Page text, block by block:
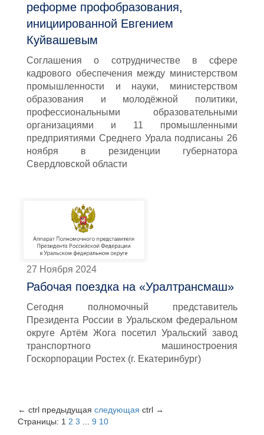
реформе профобразования,
инициированной Евгением
Куйвашевым
Соглашения о сотрудничестве в сфере
кадрового обеспечения между министерством
промышленности и науки, министерством
образования и молодёжной политики,
профессиональными образовательными
организациями и 11 промышленными
предприятиями Среднего Урала подписаны 26
ноября в резиденции губернатора
Свердловской области
27 Ноября 2024
Рабочая поездка на «Уралтрансмаш»
Сегодня полномочный представитель
Президента России в Уральском федеральном
округе Артём Жога посетил Уральский завод
транспортного машиностроения
Госкорпорации Ростех (г. Екатеринбург)
← ctrl предыдущая следующая ctrl →
Страницы: 1 2 3 9 10